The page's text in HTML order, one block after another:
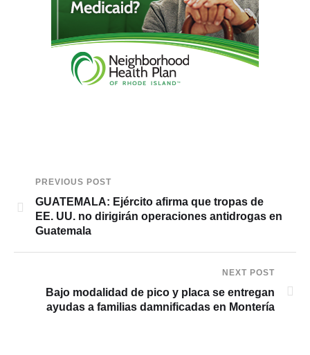
PREVIOUS POST
GUATEMALA: Ejército afirma que tropas de
EE. UU. no dirigirán operaciones antidrogas en
Guatemala
NEXT POST
Bajo modalidad de pico y placa se entregan
ayudas a familias damnificadas en Montería